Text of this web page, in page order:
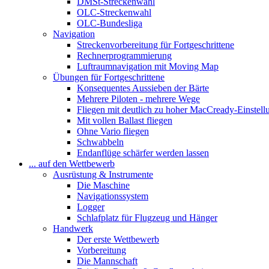
OLC-Streckenwahl
OLC-Bundesliga
Navigation
Streckenvorbereitung für Fortgeschrittene
Rechnerprogrammierung
Luftraumnavigation mit Moving Map
Übungen für Fortgeschrittene
Konsequentes Aussieben der Bärte
Mehrere Piloten - mehrere Wege
Fliegen mit deutlich zu hoher MacCready-
Mit vollen Ballast fliegen
Ohne Vario fliegen
Schwabbeln
Endanflüge schärfer werden lassen
... auf den Wettbewerb
Ausrüstung & Instrumente
Die Maschine
Navigationssystem
Logger
Schlafplatz für Flugzeug und Hänger
Handwerk
Der erste Wettbewerb
Vorbereitung
Die Mannschaft